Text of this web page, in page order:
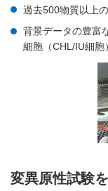
過去500物質以上
背景データの豊富
細胞（CHL/IU細胞
変異原性試験